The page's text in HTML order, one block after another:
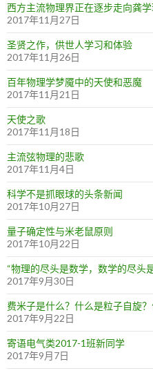
西方主流物理界正在逐步走向龚
2017年11月27日
圣贤之作，供世人学习和体验
2017年11月26日
百年物理学梦魇中的天使和恶魔
2017年11月21日
天使之歌
2017年11月18日
主流弦物理的悲歌
2017年11月4日
科学不是抓眼球的头条新闻
2017年10月27日
量子确定性与米老鼠原则
2017年10月22日
“物理的尽头是数学，数学的尽头
2017年9月30日
费米子是什么？什么是粒子自旋
2017年9月22日
寄语电气类2017-1班新同学
2017年9月7日